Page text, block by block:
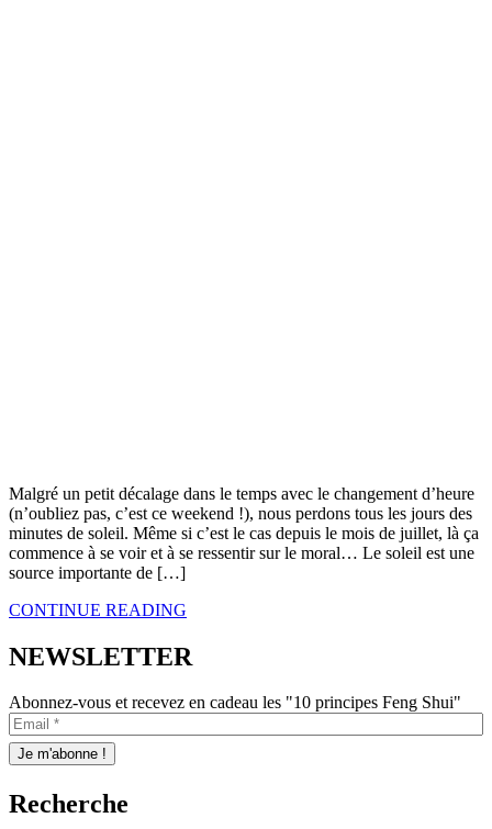
Malgré un petit décalage dans le temps avec le changement d’heure
(n’oubliez pas, c’est ce weekend !), nous perdons tous les jours des
minutes de soleil. Même si c’est le cas depuis le mois de juillet, là ça
commence à se voir et à se ressentir sur le moral… Le soleil est une
source importante de […]
CONTINUE READING
NEWSLETTER
Abonnez-vous et recevez en cadeau les "10 principes Feng Shui"
Recherche